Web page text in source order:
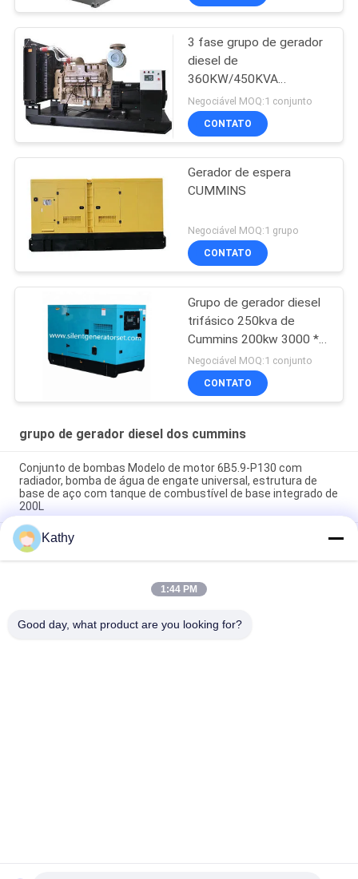
3 fase grupo de gerador
diesel de
360KW/450KVA
CUMMINS com sistema
de controlo DSE6020
Negociável MOQ:1 conjunto
CONTATO
Gerador de espera
CUMMINS
Negociável MOQ:1 grupo
CONTATO
Grupo de gerador diesel
trifásico 250kva de
Cummins 200kw 3000 *
1050 * 1750mm
Negociável MOQ:1 conjunto
CONTATO
grupo de gerador diesel dos cummins
Conjunto de bombas Modelo de motor 6B5.9-P130 com
radiador, bomba de água de engate universal, estrutura de
base de aço com tanque de combustível de base integrado de
200L
8 horas de tanque de combustível CUMMINS Conjunto de
gerador a diesel alimentado por diesel para grau de proteção
IP23
Dos geradores industriais diesel de Cummins do grupo de
Kathy
1:44 PM
Good day, what product are you looking for?